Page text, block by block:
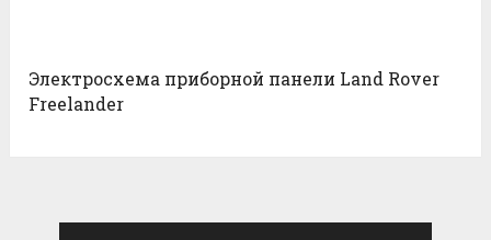
Электросхема приборной панели Land Rover
Freelander